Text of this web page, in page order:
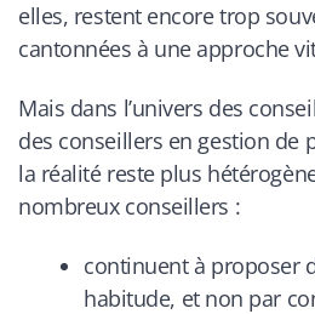
elles, restent encore trop
cantonnées à une approche
Mais dans l’univers des
des conseillers en gestion de
la réalité reste plus
nombreux conseillers :
continuent à proposer
habitude, et non par